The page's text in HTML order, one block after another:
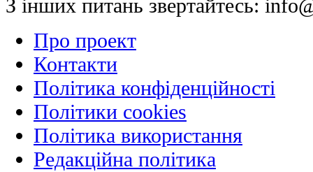
З інших питань звертайтесь:
Про проект
Контакти
Політика конфіденційності
Політики cookies
Політика використання
Редакційна політика